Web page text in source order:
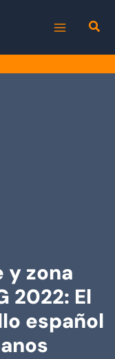
MENU
y zona
2022: El
español